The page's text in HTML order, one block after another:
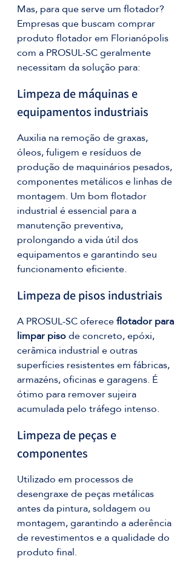
Mas, para que serve um flotador?
Empresas que buscam comprar
produto flotador em Florianópolis
com a PROSUL-SC geralmente
necessitam da solução para:
Limpeza de máquinas e
equipamentos industriais
Auxilia na remoção de graxas,
óleos, fuligem e resíduos de
produção de maquinários pesados,
componentes metálicos e linhas de
montagem. Um bom flotador
industrial é essencial para a
manutenção preventiva,
prolongando a vida útil dos
equipamentos e garantindo seu
funcionamento eficiente.
Limpeza de pisos industriais
A PROSUL-SC oferece flotador para
limpar piso de concreto, epóxi,
cerâmica industrial e outras
superfícies resistentes em fábricas,
armazéns, oficinas e garagens. É
ótimo para remover sujeira
acumulada pelo tráfego intenso.
Limpeza de peças e
componentes
Utilizado em processos de
desengraxe de peças metálicas
antes da pintura, soldagem ou
montagem, garantindo a aderência
de revestimentos e a qualidade do
produto final.